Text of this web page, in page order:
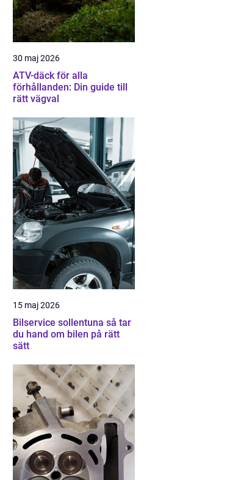
30 maj 2026
ATV-däck för alla
förhållanden: Din guide till
rätt vägval
15 maj 2026
Bilservice sollentuna så tar
du hand om bilen på rätt
sätt